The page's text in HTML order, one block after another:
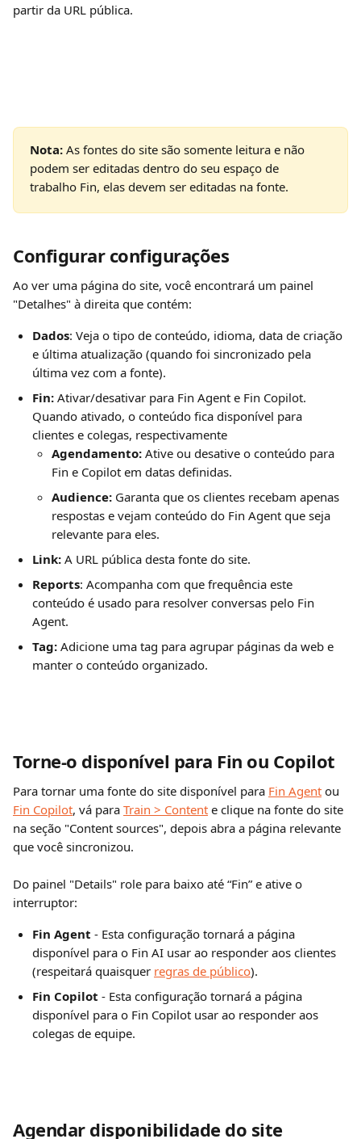
partir da URL pública.
Nota: As fontes do site são somente leitura e não
podem ser editadas dentro do seu espaço de
trabalho Fin, elas devem ser editadas na fonte.
Configurar configurações
Ao ver uma página do site, você encontrará um painel
"Detalhes" à direita que contém:
Dados: Veja o tipo de conteúdo, idioma, data de criação
e última atualização (quando foi sincronizado pela
última vez com a fonte).
Fin: Ativar/desativar para Fin Agent e Fin Copilot.
Quando ativado, o conteúdo fica disponível para
clientes e colegas, respectivamente
Agendamento: Ative ou desative o conteúdo para
Fin e Copilot em datas definidas.
Audience: Garanta que os clientes recebam apenas
respostas e vejam conteúdo do Fin Agent que seja
relevante para eles.
Link: A URL pública desta fonte do site.
Reports: Acompanha com que frequência este
conteúdo é usado para resolver conversas pelo Fin
Agent.
Tag: Adicione uma tag para agrupar páginas da web e
manter o conteúdo organizado.
Torne-o disponível para Fin ou Copilot
Para tornar uma fonte do site disponível para Fin Agent ou
Fin Copilot, vá para Train > Content e clique na fonte do site
na seção "Content sources", depois abra a página relevante
que você sincronizou.
Do painel "Details" role para baixo até “Fin” e ative o
interruptor:
Fin Agent - Esta configuração tornará a página
disponível para o Fin AI usar ao responder aos clientes
(respeitará quaisquer regras de público).
Fin Copilot - Esta configuração tornará a página
disponível para o Fin Copilot usar ao responder aos
colegas de equipe.
Agendar disponibilidade do site